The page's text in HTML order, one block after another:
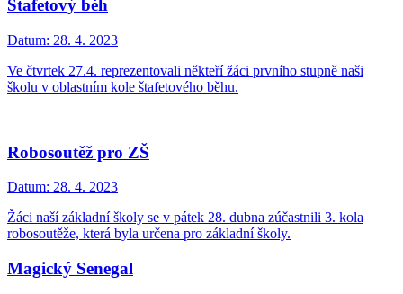
Štafetový běh
Datum: 28. 4. 2023
Ve čtvrtek 27.4. reprezentovali někteří žáci prvního stupně naši
školu v oblastním kole štafetového běhu.
Robosoutěž pro ZŠ
Datum: 28. 4. 2023
Žáci naší základní školy se v pátek 28. dubna zúčastnili 3. kola
robosoutěže, která byla určena pro základní školy.
Magický Senegal